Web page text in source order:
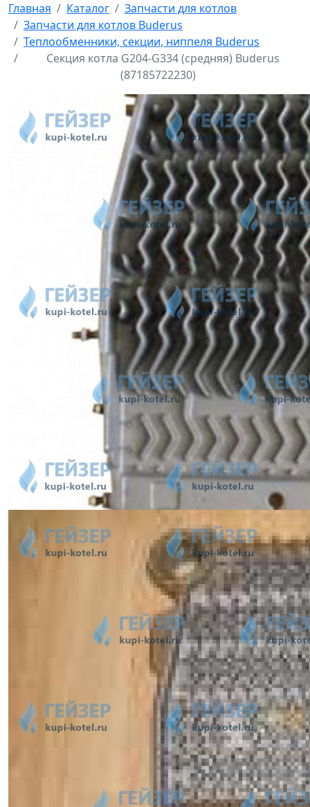
Главная Каталог
Запчасти для котлов
Запчасти для котлов Buderus
Теплообменники, секции, ниппеля Buderus
Секция котла G204-G334 (средняя) Buderus
(87185722230)